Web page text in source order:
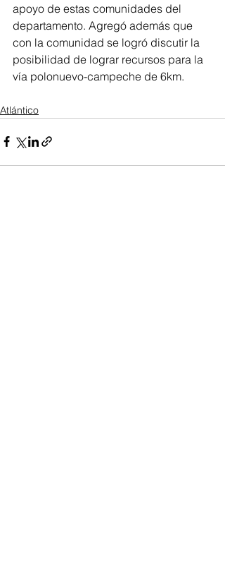
apoyo de estas comunidades del
departamento. Agregó además que
con la comunidad se logró discutir la
posibilidad de lograr recursos para la
vía polonuevo-campeche de 6km.
Atlántico